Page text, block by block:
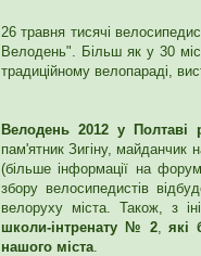
26 травня тисячі
Велодень". Більш як у 30
традиційному велопараді,
Велодень 2012 у Полтаві
пам'ятник Зигіну, майданчик
(більше інформації на
збору велосипедистів
велоруху міста. Також, з
школи-інтренату № 2,які
нашого міста